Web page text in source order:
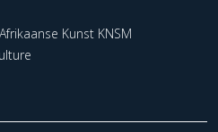
Kunst KNSM